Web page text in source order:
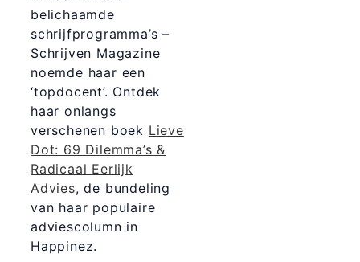
belichaamde
schrijfprogramma’s –
Schrijven Magazine
noemde haar een
‘topdocent’. Ontdek
haar onlangs
verschenen boek Lieve
Dot: 69 Dilemma’s &
Radicaal Eerlijk
Advies, de bundeling
van haar populaire
adviescolumn in
Happinez.